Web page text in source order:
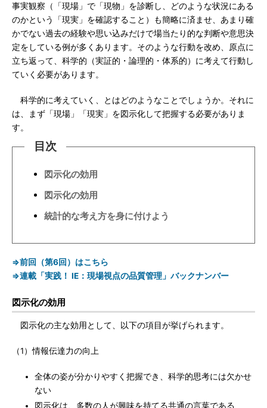
事実観察（「現場」で「現物」を診断し、どのような状況にある
のかという「現実」を確認すること）も簡略に済ませ、あまり確
かでない過去の経験や思い込みだけで場当たり的な判断や意思決
定をしている例が多くあります。そのような行動を改め、原点に
立ち返って、科学的（実証的・論理的・体系的）に考えて行動し
ていく必要があります。
科学的に考えていく、とはどのようなことでしょうか。それに
は、まず「現場」「現実」を図示化して把握する必要がありま
す。
目次
図示化の効用
図示化の効用
統計的な考え方を身に付けよう
⇒前回（第6回）はこちら
⇒連載「実践！ IE：現場視点の品質管理」バックナンバー
図示化の効用
図示化の主な効用として、以下の項目が挙げられます。
（1）情報伝達力の向上
全体の姿が分かりやすく把握でき、科学的思考には欠かせ
ない
図示化は、多数の人が興味を持てる共通の言葉である